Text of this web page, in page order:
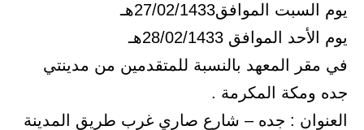
يوم السبت الموافق27/02/1433هـ
يوم الأحد الموافق 28/02/1433هـ
في مقر المعهد بالنسبة للمتقدمين من مدينتي
جده ومكة المكرمة .
العنوان : جده – شارع صاري غرب طريق المدينة